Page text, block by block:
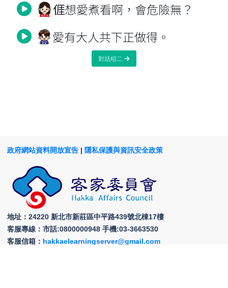
𠊎想愛煮看啊，會危險無？
愛有大人共下正做得。
對話組二
政府網站資料開放宣告 | 隱私保護與資訊安全政策
地址：24220 新北市新莊區中平路439號北棟17樓
客服專線：市話:0800000948 手機:03-3663530
客服信箱： hakkaelearningserver@gmail.com